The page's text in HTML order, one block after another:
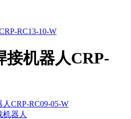
接机器人CRP-
CRP-RC09-05-W
机器人